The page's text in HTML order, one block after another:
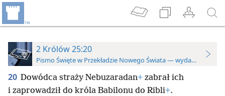
2 Królów 25:20
Pismo Święte w Przekładzie Nowego Świata — wydanie do
20 Dowódca straży Nebuzaradan+ zabrał ich
i zaprowadził do króla Babilonu do Ribli+.